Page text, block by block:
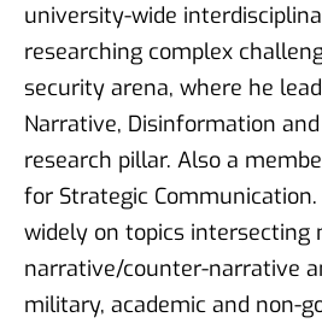
university-wide
researching complex
security arena, where he
Narrative, Disinformation
research pillar. Also a
for Strategic
widely on topics intersecting
narrative/counter-narrative
military, academic and non-